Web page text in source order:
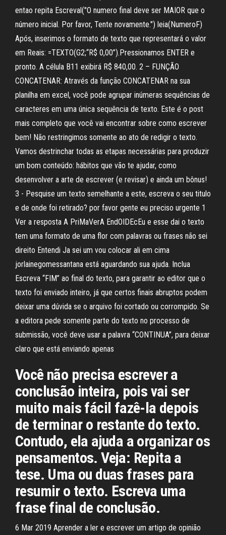
entao repita Escreval("O numero final deve ser MAIOR que o
número inicial. Por favor, Tente novamente.") leia(NumeroF)
Após, inserimos o formato de texto que representará o valor
em Reais: =TEXTO(G2;“R$ 0,00”).Pressionamos ENTER e
pronto. A célula B11 exibirá R$ 840,00. 2 – FUNÇÃO
CONCATENAR: Através da função CONCATENAR na sua
planilha em excel, você pode agrupar inúmeras sequências de
caracteres em uma única sequência de texto. Este é o post
mais completo que você vai encontrar sobre como escrever
bem! Não restringimos somente ao ato de redigir o texto.
Vamos destrinchar todas as etapas necessárias para produzir
um bom conteúdo: hábitos que vão te ajudar, como
desenvolver a arte de escrever (e revisar) e ainda um bônus!
3 - Pesquise um texto semelhante a este, escreva o seu titulo
e de onde foi retirado? por favor gente eu preciso urgente 1
Ver a resposta A PriMaVerA EndOIDEcEu e esse dai o texto
tem uma formato de uma flor com palavras ou frases não sei
direito Entendi Ja sei um vou colocar ali em cima
jorlainegomessantana está aguardando sua ajuda. Inclua
Escreva “FIM” ao final do texto, para garantir ao editor que o
texto foi enviado inteiro, já que certos finais abruptos podem
deixar uma dúvida se o arquivo foi cortado ou corrompido. Se
a editora pede somente parte do texto no processo de
submissão, você deve usar a palavra “CONTINUA”, para deixar
claro que está enviando apenas
Você não precisa escrever a
conclusão inteira, pois vai ser
muito mais fácil fazê-la depois
de terminar o restante do texto.
Contudo, ela ajuda a organizar os
pensamentos. Veja: Repita a
tese. Uma ou duas frases para
resumir o texto. Escreva uma
frase final de conclusão.
6 Mar 2019 Aprender a ler e escrever um artigo de opinião